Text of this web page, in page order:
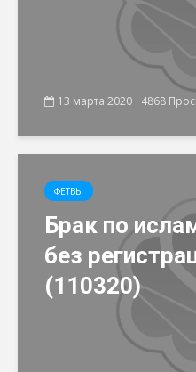
13 марта 2020 4868
ФЕТВЫ
Брак по
без
(110320)